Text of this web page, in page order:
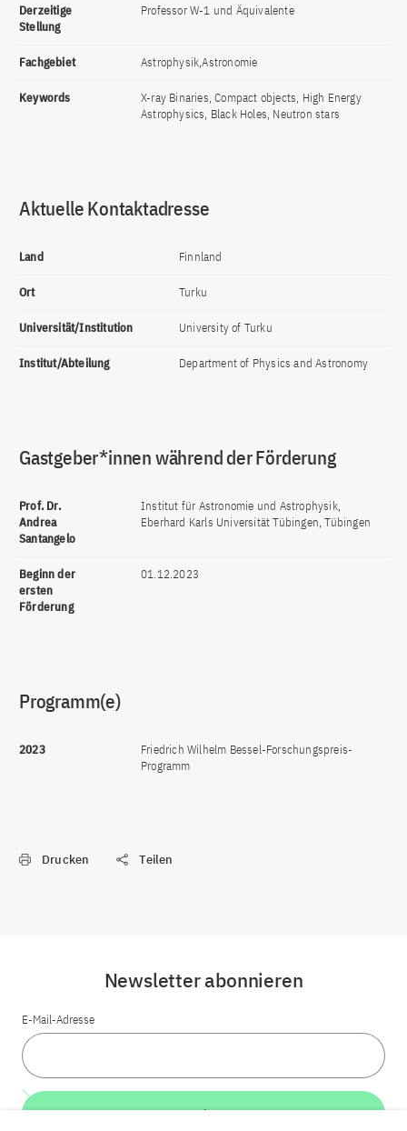
Derzeitige
Stellung
Professor W-1 und Äquivalente
Fachgebiet Astrophysik,Astronomie
Keywords
X-ray Binaries, Compact objects, High Energy
Astrophysics, Black Holes, Neutron stars
Aktuelle Kontaktadresse
Land Finnland
Ort Turku
Universität/Institution University of Turku
Institut/Abteilung Department of Physics and Astronomy
Gastgeber*innen während der Förderung
Prof. Dr.
Andrea
Santangelo
Institut für Astronomie und Astrophysik,
Eberhard Karls Universität Tübingen, Tübingen
Beginn der
ersten
Förderung
01.12.2023
Programm(e)
2023
Friedrich Wilhelm Bessel-Forschungspreis-
Programm
Drucken Teilen
Newsletter abonnieren
E-Mail-Adresse
Weiter